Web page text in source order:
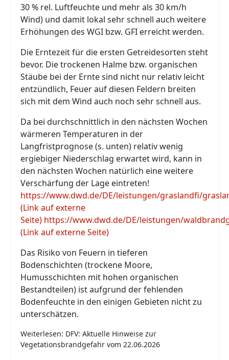
30 % rel. Luftfeuchte und mehr als 30 km/h
Wind) und damit lokal sehr schnell auch weitere
Erhöhungen des WGI bzw. GFI erreicht werden.
Die Erntezeit für die ersten Getreidesorten steht
bevor. Die trockenen Halme bzw. organischen
Stäube bei der Ernte sind nicht nur relativ leicht
entzündlich, Feuer auf diesen Feldern breiten
sich mit dem Wind auch noch sehr schnell aus.
Da bei durchschnittlich in den nächsten Wochen
wärmeren Temperaturen in der
Langfristprognose (s. unten) relativ wenig
ergiebiger Niederschlag erwartet wird, kann in
den nächsten Wochen natürlich eine weitere
Verschärfung der Lage eintreten!
https://www.dwd.de/DE/leistungen/graslandfi/
(Link auf externe
Seite) https://www.dwd.de/DE/leistungen/
(Link auf externe Seite)
Das Risiko von Feuern in tieferen
Bodenschichten (trockene Moore,
Humusschichten mit hohen organischen
Bestandteilen) ist aufgrund der fehlenden
Bodenfeuchte in den einigen Gebieten nicht zu
unterschätzen.
Weiterlesen: DFV: Aktuelle Hinweise zur
Vegetationsbrandgefahr vom 22.06.2026